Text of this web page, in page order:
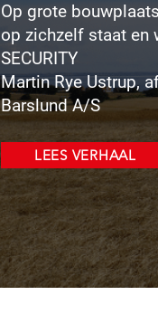
Op grote
op zichzelf staat en
SECURITY
Martin Rye Ustrup,
Barslund A/S
LEES VERHAAL